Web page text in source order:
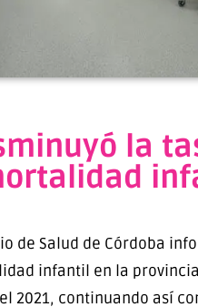
la
de Salud de Córdoba
infantil en la
2021, continuando así